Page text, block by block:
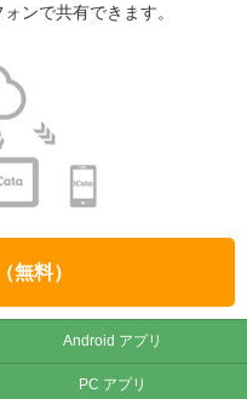
ンで共有できます。
無料）
Android アプリ
PC アプリ